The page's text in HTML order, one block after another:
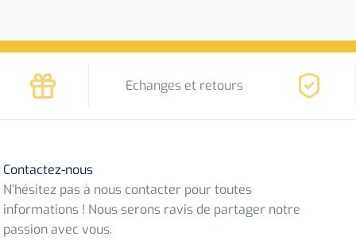
Echanges et retours
Contactez-nous
N’hésitez pas à nous contacter pour toutes
informations ! Nous serons ravis de partager notre
passion avec vous.